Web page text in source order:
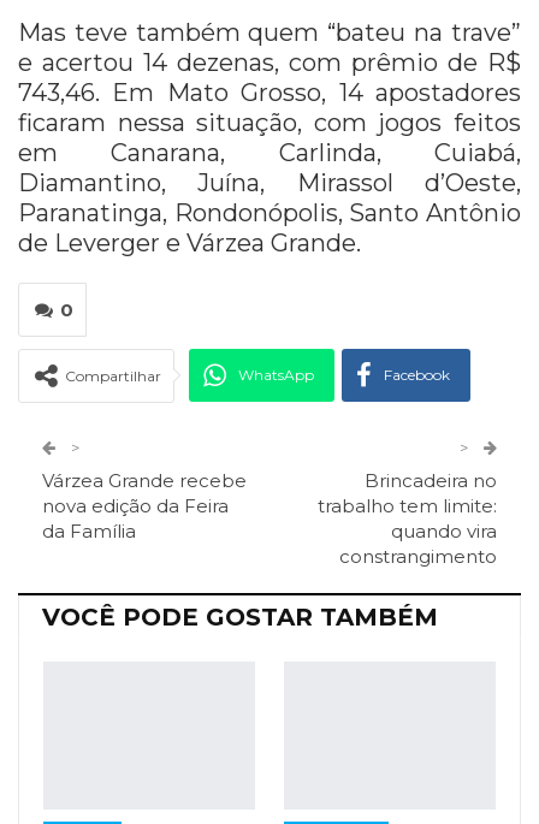
Mas teve também quem “bateu na trave”
e acertou 14 dezenas, com prêmio de R$
743,46. Em Mato Grosso, 14 apostadores
ficaram nessa situação, com jogos feitos
em Canarana, Carlinda, Cuiabá,
Diamantino, Juína, Mirassol d’Oeste,
Paranatinga, Rondonópolis, Santo Antônio
de Leverger e Várzea Grande.
0
Compartilhar WhatsApp Facebook
O email
>
Várzea Grande recebe
nova edição da Feira
da Família
>
Brincadeira no
trabalho tem limite:
quando vira
constrangimento
VOCÊ PODE GOSTAR TAMBÉM